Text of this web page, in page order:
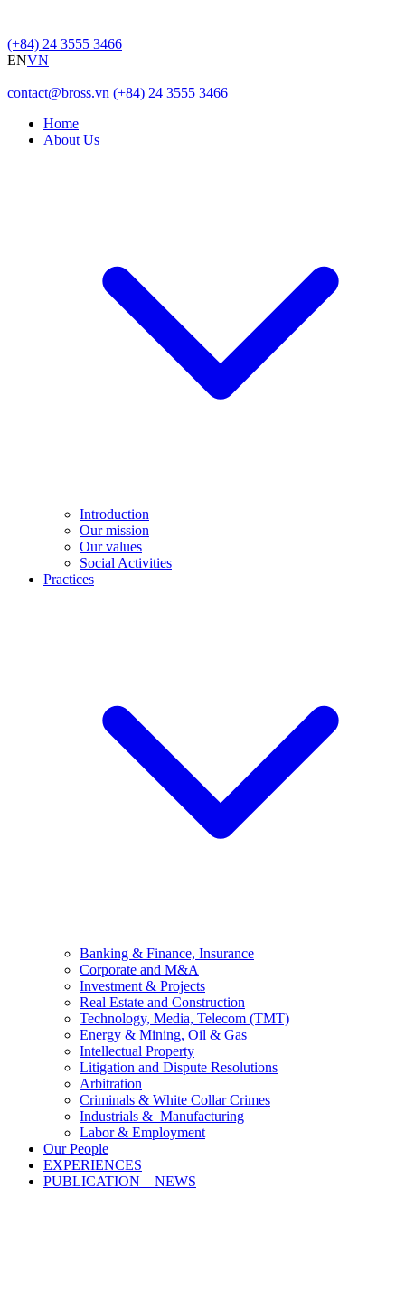
(+84) 24 3555 3466
ENVN
contact@bross.vn (+84) 24 3555 3466
Home
About Us
Introduction
Our mission
Our values
Social Activities
Practices
Banking & Finance, Insurance
Corporate and M&A
Investment & Projects
Real Estate and Construction
Technology, Media, Telecom (TMT)
Energy & Mining, Oil & Gas
Intellectual Property
Litigation and Dispute Resolutions
Arbitration
Criminals & White Collar Crimes
Industrials & Manufacturing
Labor & Employment
Our People
EXPERIENCES
PUBLICATION – NEWS